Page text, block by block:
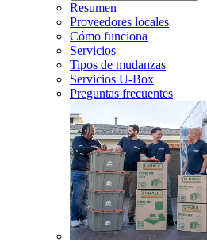
Resumen
Proveedores locales
Cómo funciona
Servicios
Tipos de mudanzas
Servicios U-Box
Preguntas frecuentes